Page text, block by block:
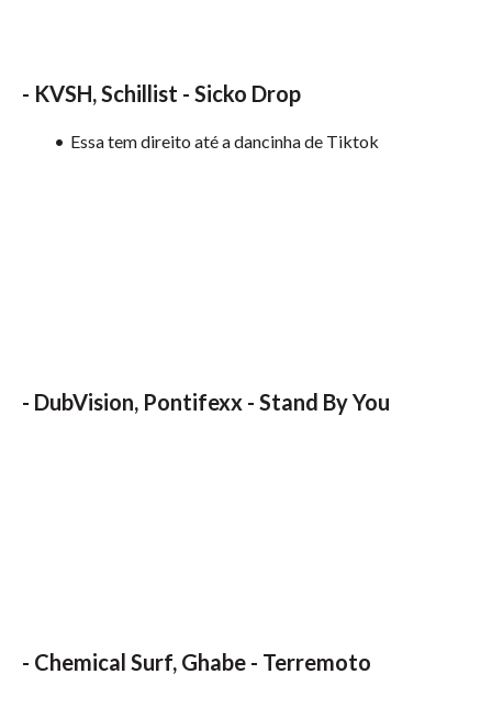
- KVSH, Schillist - Sicko Drop
Essa tem direito até a dancinha de Tiktok
- DubVision, Pontifexx - Stand By You
- Chemical Surf, Ghabe - Terremoto